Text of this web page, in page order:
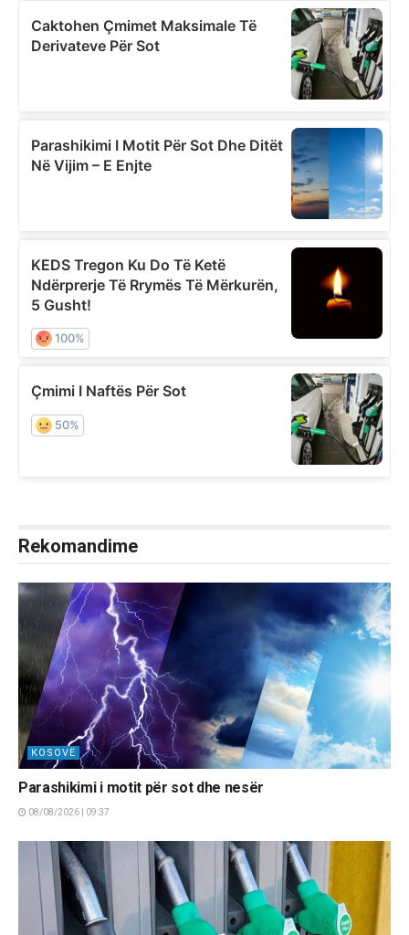
Rekomandime
KOSOVË
Parashikimi i motit për sot dhe nesër
08/08/2026 | 09:37